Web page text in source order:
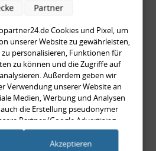
mit
rot, US-Ecken,
80 Cabrio, Typ 89,
Nr.: 8G0945225 +
999,99 €
999,99 € pro 1
Cookies und Pixel, um
unserer Website zu gewährleisten,
personalisieren, Funktionen für
zu können und die Zugriffe auf
Außerdem geben wir
Verwendung unserer Website an
Medien, Werbung und Analysen
die Erstellung pseudonymer
Partner (Google Advertising
Informationen möglicherweise mit
die Sie ihnen bereitgestellt haben
Partner
Akzeptieren